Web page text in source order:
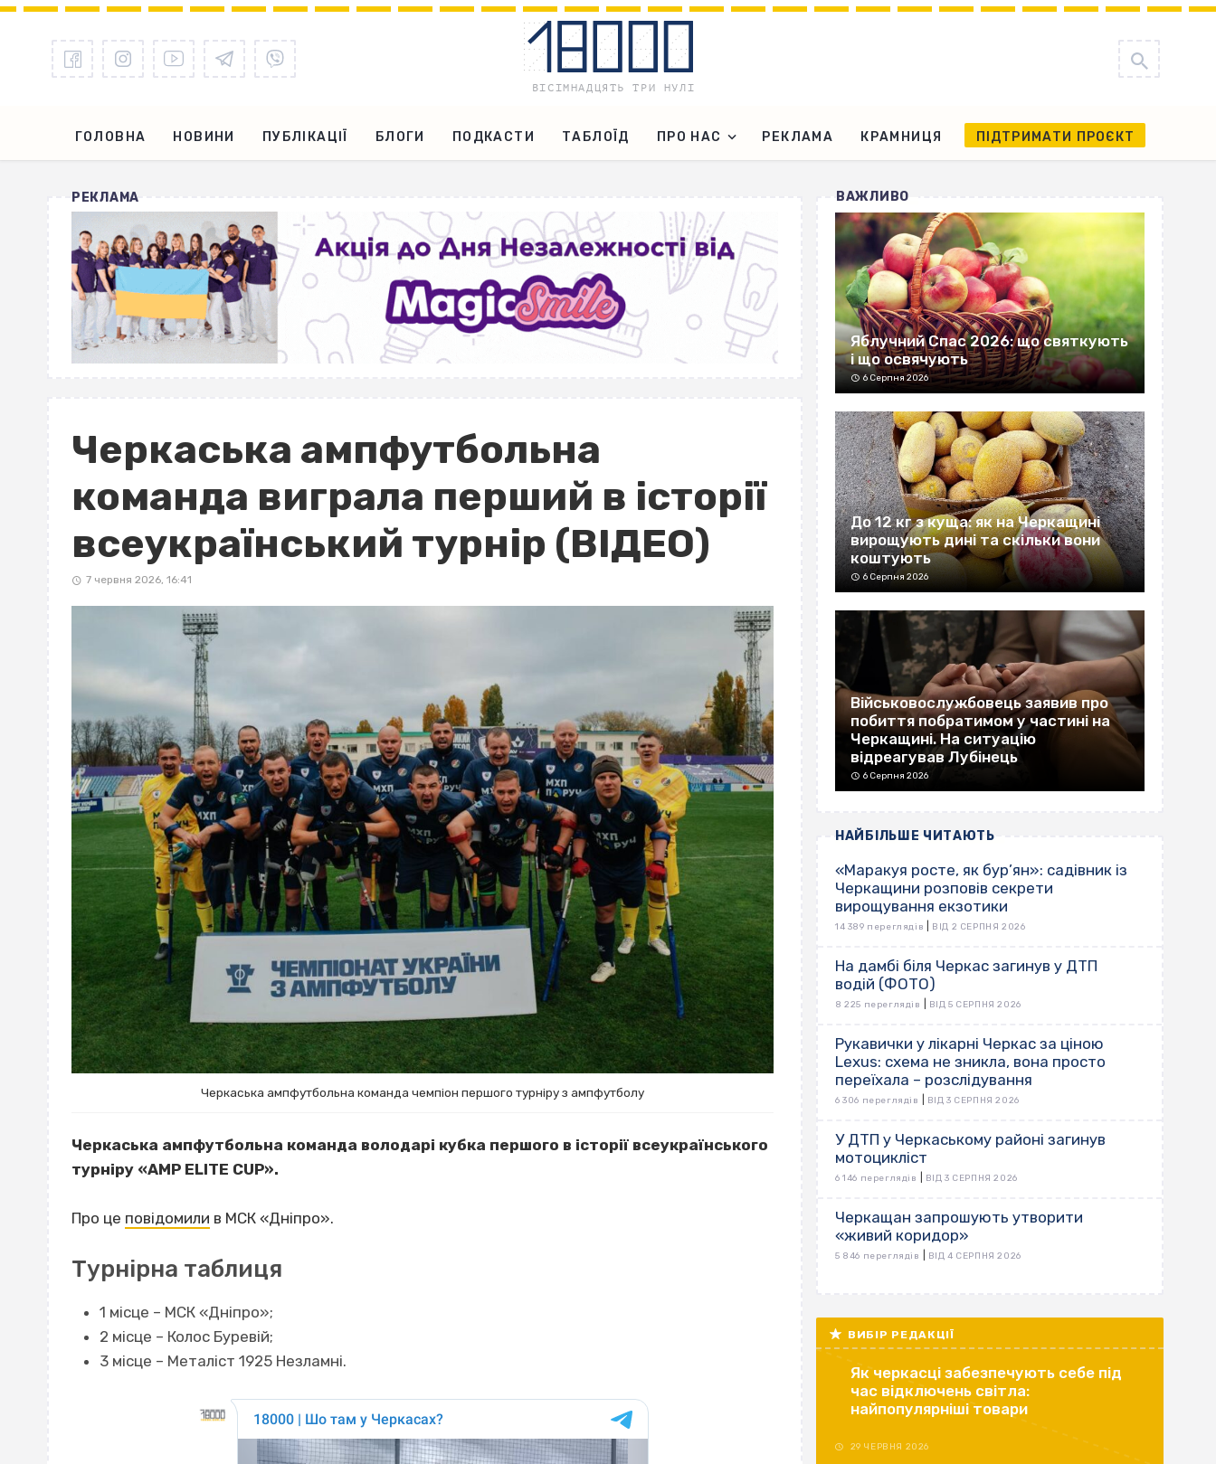
ГОЛОВНА НОВИНИ ПУБЛІКАЦІЇ БЛОГИ ПОДКАСТИ ТАБЛОЇД ПРО НАС РЕКЛАМА КРАМНИЦЯ ПІДТРИМАТИ ПРОЄКТ
РЕКЛАМА
Черкаська ампфутбольна
команда виграла перший в історії
всеукраїнський турнір (ВІДЕО)
7 червня 2026, 16:41
Черкаська ампфутбольна команда чемпіон першого турніру з ампфутболу
Черкаська ампфутбольна команда володарі кубка першого в історії всеукраїнського
турніру «AMP ELITE CUP».
Про це повідомили в MСК «Дніпро».
Турнірна таблиця
1 місце – МСК «Дніпро»;
2 місце – Колос Буревій;
3 місце – Металіст 1925 Незламні.
ВАЖЛИВО
Яблучний Спас 2026: що святкують
і що освячують
6 Серпня 2026
До 12 кг з куща: як на Черкащині
вирощують дині та скільки вони
коштують
6 Серпня 2026
Військовослужбовець заявив про
побиття побратимом у частині на
Черкащині. На ситуацію
відреагував Лубінець
6 Серпня 2026
НАЙБІЛЬШЕ ЧИТАЮТЬ
«Маракуя росте, як бур’ян»: садівник із
Черкащини розповів секрети
вирощування екзотики
14 389 переглядів ВІД 2 СЕРПНЯ 2026
На дамбі біля Черкас загинув у ДТП
водій (ФОТО)
8 225 переглядів ВІД 5 СЕРПНЯ 2026
Рукавички у лікарні Черкас за ціною
Lexus: схема не зникла, вона просто
переїхала – розслідування
6 306 переглядів ВІД 3 СЕРПНЯ 2026
У ДТП у Черкаському районі загинув
мотоцикліст
6 146 переглядів ВІД 3 СЕРПНЯ 2026
Черкащан запрошують утворити
«живий коридор»
5 846 переглядів ВІД 4 СЕРПНЯ 2026
ВИБІР РЕДАКЦІЇ
Як черкасці забезпечують себе під
час відключень світла:
найпопулярніші товари
29 ЧЕРВНЯ 2026